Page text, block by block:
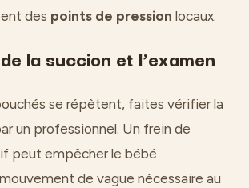
des points de pression locaux.
la succion et l’examen
se répètent, faites vérifier la
un professionnel. Un frein de
peut empêcher le bébé
de vague nécessaire au